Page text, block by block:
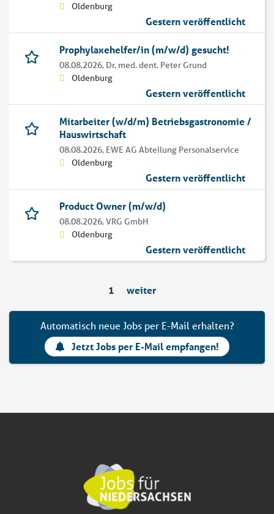
Oldenburg
Gestern veröffentlicht
Prophylaxehelfer/in (m/w/d) gesucht!
08.08.2026, Dr. med. dent. Peter Grund
Oldenburg
Gestern veröffentlicht
Mitarbeiter (w/d/m) Betriebsgastronomie /
Hauswirtschaft
08.08.2026, EWE AG Abteilung Personalservice
Oldenburg
Gestern veröffentlicht
Product Owner (m/w/d)
08.08.2026,VRG GmbH
Oldenburg
Gestern veröffentlicht
1 weiter
Automatisch neue Jobs per E-Mail erhalten?
Jetzt Jobs per E-Mail empfangen!